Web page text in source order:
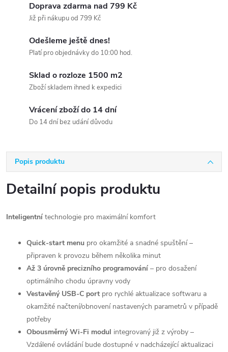
Doprava zdarma nad 799 Kč
Již při nákupu od 799 Kč
Odešleme ještě dnes!
Platí pro objednávky do 10:00 hod.
Sklad o rozloze 1500 m2
Zboží skladem ihned k expedici
Vrácení zboží do 14 dní
Do 14 dní bez udání důvodu
Popis produktu
Detailní popis produktu
Inteligentní technologie pro maximální komfort
Quick-start menu pro okamžité a snadné spuštění –
připraven k provozu během několika minut
Až 3 úrovně precizního programování – pro dosažení
optimálního chodu úpravny vody
Vestavěný USB-C port pro rychlé aktualizace softwaru a
okamžité načtení/obnovení nastavených parametrů v případě
potřeby
Obousměrný Wi-Fi modul integrovaný již z výroby –
Vzdálené ovládání bude dostupné v nadcházející aktualizaci